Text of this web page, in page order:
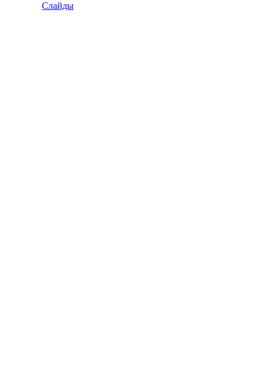
Слайды